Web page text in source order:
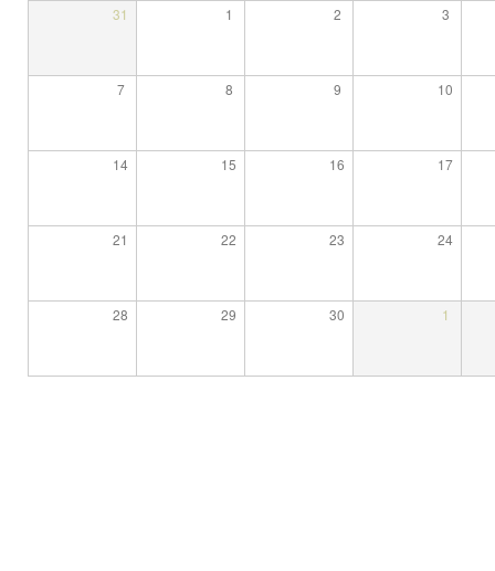
31
1 2 3
7 8 9 10
14 15 16 17
21 22 23 24
28 29 30 1